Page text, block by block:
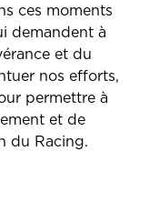
ces moments
demandent à
et du
nos efforts,
permettre à
et de
du Racing.